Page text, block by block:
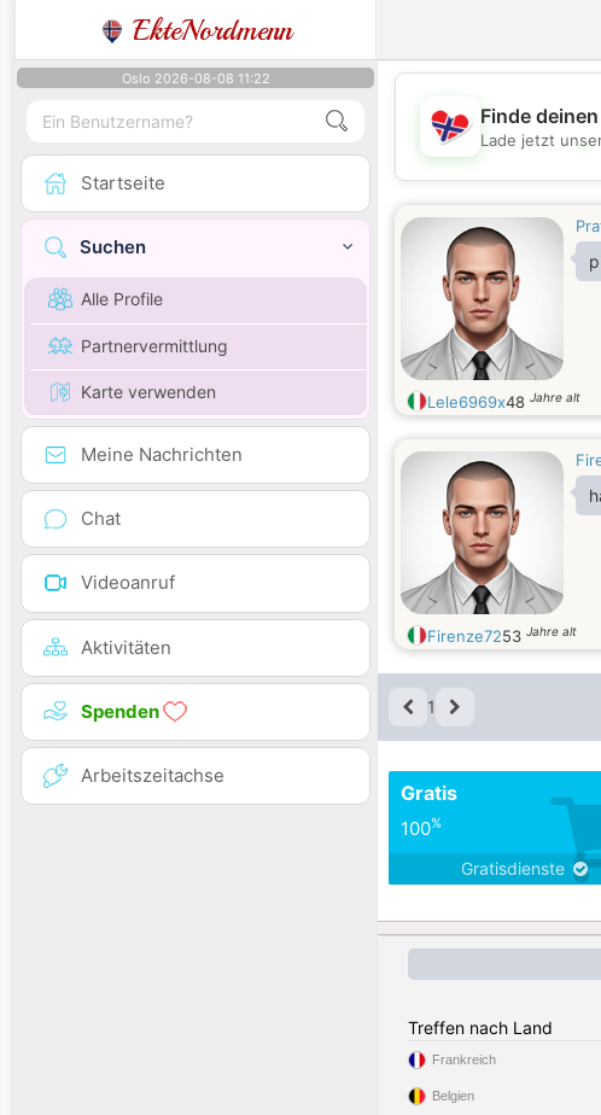
EkteNordmenn
Oslo 2026-08-08 11:22
Startseite
Suchen
Alle Profile
Partnervermittlung
Karte verwenden
Meine Nachrichten
Chat
Videoanruf
Aktivitäten
Spenden
Arbeitszeitachse
💖
Finde
Lade jetzt
Lele6969x48 Jahre alt
Firenze7253 Jahre alt
1
Gratis
100%
Gratisdienste
Treffen nach Land
Frankreich
Belgien